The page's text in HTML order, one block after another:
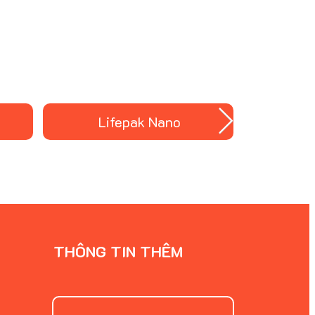
Lifepak Nano
THÔNG TIN THÊM